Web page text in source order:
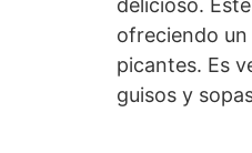
delicioso.
ofreciendo
picantes. Es
guisos y